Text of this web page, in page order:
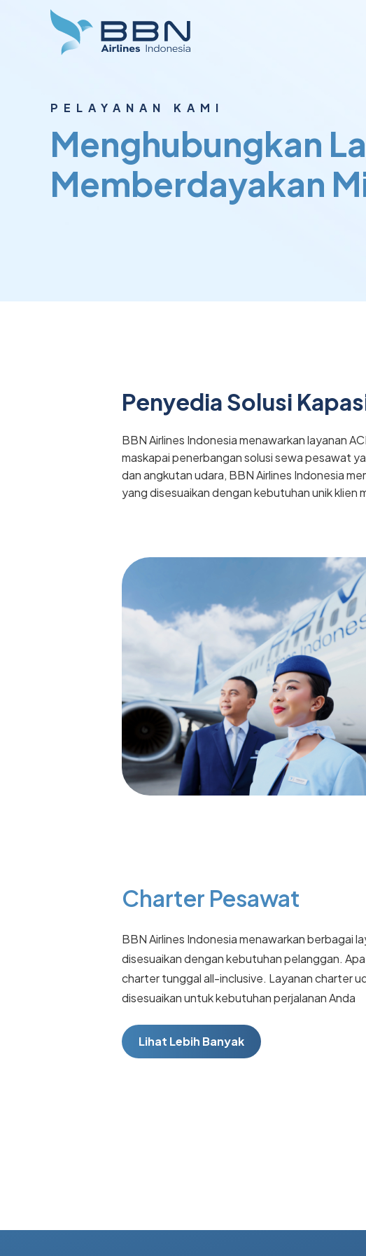
PELAYANAN KAMI
Menghubungkan
Memberdayakan
Penyedia Solusi
BBN Airlines Indonesia menawarkan layanan
maskapai penerbangan solusi sewa pesawat
dan angkutan udara, BBN Airlines Indonesia
yang disesuaikan dengan kebutuhan unik klien
Charter Pesawat
BBN Airlines Indonesia menawarkan berbagai
disesuaikan dengan kebutuhan pelanggan.
charter tunggal all-inclusive. Layanan charter
disesuaikan untuk kebutuhan perjalanan Anda
Lihat Lebih Banyak